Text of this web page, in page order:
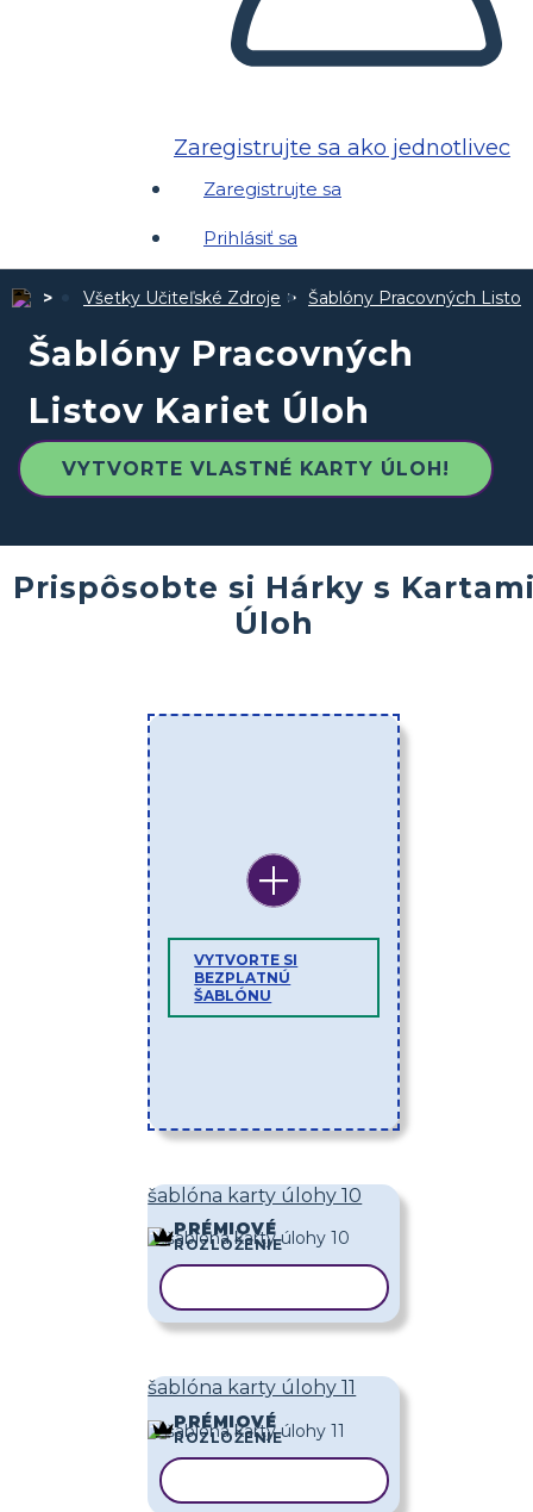
Zaregistrujte sa ako jednotlivec
Zaregistrujte sa
Prihlásiť sa
Všetky Učiteľské Zdroje Šablóny Pracovných Listov
Šablóny Pracovných
Listov Kariet Úloh
VYTVORTE VLASTNÉ KARTY ÚLOH!
Prispôsobte si Hárky s
Úloh
VYTVORTE SI
BEZPLATNÚ
ŠABLÓNU
šablóna karty úlohy 10
PRÉMIOVÉ
ROZLOŽENIE
šablóna karty úlohy 11
PRÉMIOVÉ
ROZLOŽENIE